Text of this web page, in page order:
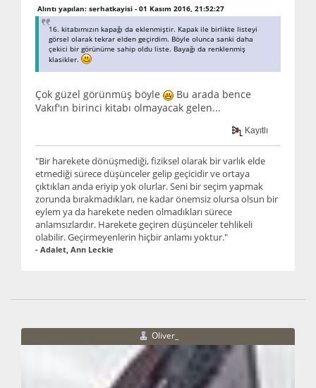
Alıntı yapılan: serhatkayisi - 01 Kasım 2016, 21:52:27
16. kitabımızın kapağı da eklenmiştir. Kapak ile birlikte listeyi
görsel olarak tekrar elden geçirdim. Böyle olunca sanki daha
çekici bir görünüme sahip oldu liste. Bayağı da renklenmiş
klasikler.
Çok güzel görünmüş böyle
Bu arada bence
Vakıf'ın birinci kitabı olmayacak gelen...
Kayıtlı
"Bir harekete dönüşmediği, fiziksel olarak bir varlık elde
etmediği sürece düşünceler gelip geçicidir ve ortaya
çıktıkları anda eriyip yok olurlar. Seni bir seçim yapmak
zorunda bırakmadıkları, ne kadar önemsiz olursa olsun bir
eylem ya da harekete neden olmadıkları sürece
anlamsızlardır. Harekete geçiren düşünceler tehlikeli
olabilir. Geçirmeyenlerin hiçbir anlamı yoktur."
- Adalet, Ann Leckie
Oliver_